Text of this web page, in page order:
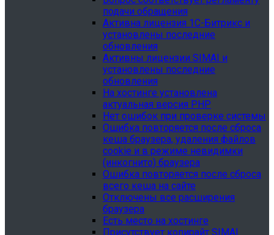
подачи обращения
Активна лицензия 1С-Битрикс и
установлены последние
обновления
Активны лицензии SIMAI и
установлены последние
обновления
На хостинге установлена
актуальная версия PHP
Нет ошибок при проверке системы
Ошибка повторяется после сброса
кеша браузера, удаления файлов
cookie и в режиме невидимки
(инкогнито) браузера
Ошибка повторяется после сброса
всего кеша на сайте
Отключены все расширения
браузера
Есть место на хостинге
Присутствует копирайт SIMAI